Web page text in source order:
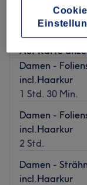
Der Frisör
Wiesloch,
Auf Karte
Damen -
incl.Haarkur
1 Std. 30 Min.
Damen -
incl.Haarkur
2 Std.
Damen -
incl.Haarkur